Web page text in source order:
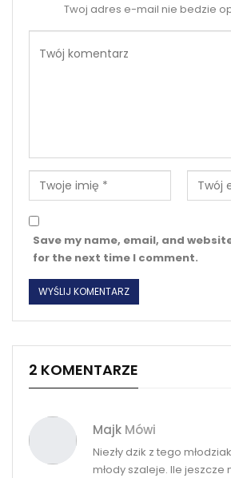
Twoj adres e-mail nie bedzie
Save my name, email, and
for the next time I comment.
2 KOMENTARZE
Majk Mówi
Niezły dzik z tego
młody szaleje. Ile jeszcze